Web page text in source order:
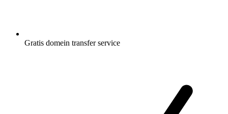
Gratis domein transfer service